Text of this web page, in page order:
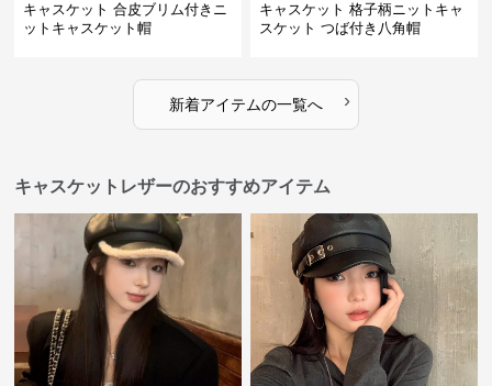
キャスケット 合皮ブリム付きニ
ットキャスケット帽
キャスケット 格子柄ニットキャ
スケット つば付き八角帽
新着アイテムの一覧へ ›
キャスケットレザーのおすすめアイテム